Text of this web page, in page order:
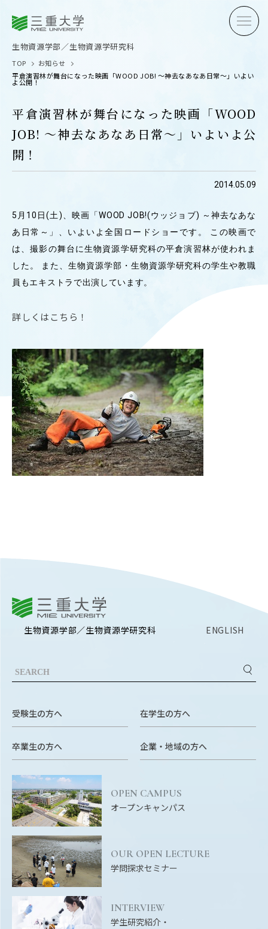
生物資源学部 生物資源学研究科
受験生の方へ 在学生
卒業生の方へ 企業・
OPEN CAMPUS
オープンキャンパス
OUR OPEN
学問探求セミナー
学生研究紹介・
インタビュー
ABOUT
学部概要
ACADEMICS
教育（学部・大学院等）
社会連携
CAMPUS LIFE
大学生活
PAMPHLET
教員一覧
EVENTS
イベントカレンダー
BULLETIN
生物資源学研究科紀要
ANPIC
ANPIC安否情報システム
TOP
お知らせ
平倉演習林が舞台になった映画「WOOD JOB! ～神去なあなあ日常～」いよい
よ公開！
平倉演習林が舞台になった映画「WOOD
JOB! ～神去なあなあ日常～」いよいよ公
開！
2014.05.09
5月10日(土)、映画「WOOD JOB!(ウッジョブ) ～神去なあな
あ日常～」、いよいよ全国ロードショーです。 この映画で
は、撮影の舞台に生物資源学研究科の平倉演習林が使われま
した。 また、生物資源学部・生物資源学研究科の学生や教職
員もエキストラで出演しています。
詳しくはこちら！
生物資源学部／生物資源学研究科 ENGLISH
受験生の方へ 在学生の方へ
卒業生の方へ 企業・地域の方へ
OPEN CAMPUS
オープンキャンパス
OUR OPEN LECTURE
学問探求セミナー
INTERVIEW
学生研究紹介・